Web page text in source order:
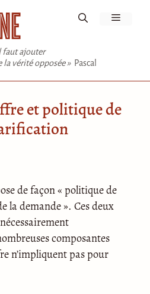
faut ajouter
la vérité opposée » Pascal
Menu
et politique de
de façon « politique de
la demande ». Ces deux
composantes
n’impliquent pas pour